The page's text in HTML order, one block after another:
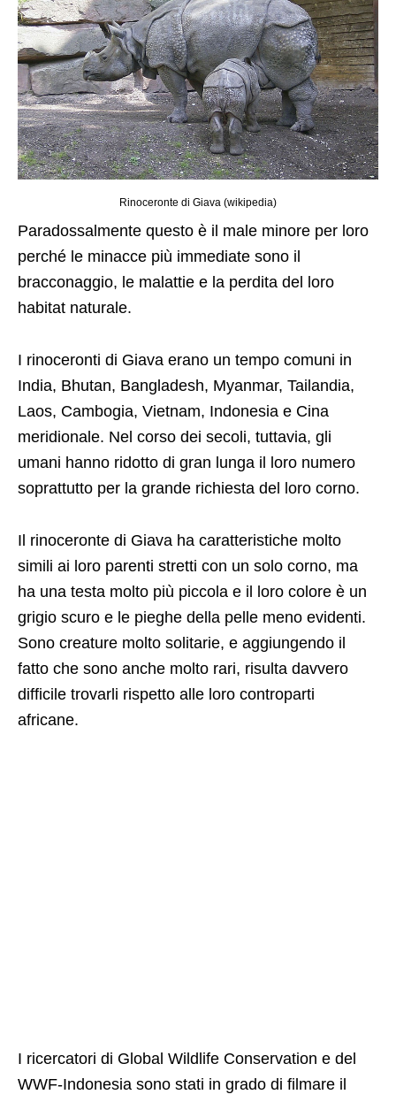
Rinoceronte di Giava (wikipedia)
Paradossalmente questo è il male minore per loro
perché le minacce più immediate sono il
bracconaggio, le malattie e la perdita del loro
habitat naturale.
I rinoceronti di Giava erano un tempo comuni in
India, Bhutan, Bangladesh, Myanmar, Tailandia,
Laos, Cambogia, Vietnam, Indonesia e Cina
meridionale. Nel corso dei secoli, tuttavia, gli
umani hanno ridotto di gran lunga il loro numero
soprattutto per la grande richiesta del loro corno.
Il rinoceronte di Giava ha caratteristiche molto
simili ai loro parenti stretti con un solo corno, ma
ha una testa molto più piccola e il loro colore è un
grigio scuro e le pieghe della pelle meno evidenti.
Sono creature molto solitarie, e aggiungendo il
fatto che sono anche molto rari, risulta davvero
difficile trovarli rispetto alle loro controparti
africane.
I ricercatori di Global Wildlife Conservation e del
WWF-Indonesia sono stati in grado di filmare il